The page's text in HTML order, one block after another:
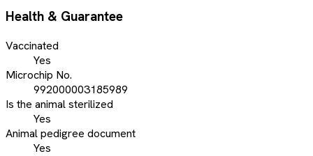
Health & Guarantee
Vaccinated
Yes
Microchip No.
992000003185989
Is the animal sterilized
Yes
Animal pedigree document
Yes